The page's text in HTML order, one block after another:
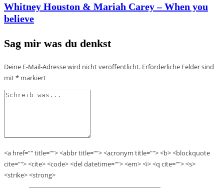
Whitney Houston & Mariah Carey – When you
believe
Sag mir was du denkst
Deine E-Mail-Adresse wird nicht veröffentlicht. Erforderliche Felder sind
mit* markiert
<a href="" title=""> <abbr title=""> <acronym title=""> <b> <blockquote
cite=""> <cite> <code> <del datetime=""> <em> <i> <q cite=""> <s>
<strike> <strong>